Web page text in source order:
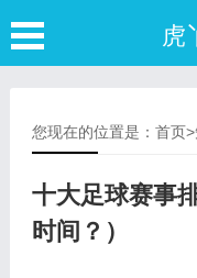
虎
您现在的位置是： 首页>
十大足球赛事
时间？）